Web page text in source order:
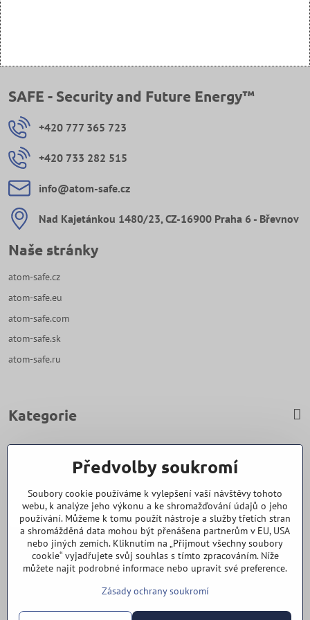
SAFE - Security and Future Energy™
+420 777 365 723
+420 733 282 515
info​@atom-safe​.cz
Nad Kajetánkou 1480/23, CZ-16900 Praha 6 - Břevnov
Naše stránky
atom-safe.cz
atom-safe.eu
atom-safe.com
atom-safe.sk
atom-safe.ru
Kategorie
Zavoláme Vám zpět
Váš telefon
Odeslat
Předvolby soukromí
Soubory cookie používáme k vylepšení vaší návštěvy tohoto
webu, k analýze jeho výkonu a ke shromažďování údajů o jeho
používání. Můžeme k tomu použít nástroje a služby třetích stran
a shromážděná data mohou být přenášena partnerům v EU, USA
nebo jiných zemích. Kliknutím na „Přijmout všechny soubory
cookie“ vyjadřujete svůj souhlas s tímto zpracováním. Níže
můžete najít podrobné informace nebo upravit své preference.
Zásady ochrany soukromí